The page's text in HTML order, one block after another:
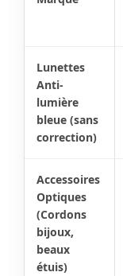
Lunettes
Anti-
lumière
bleue (sans
correction)
Accessoires
Optiques
(Cordons
bijoux,
beaux
étuis)